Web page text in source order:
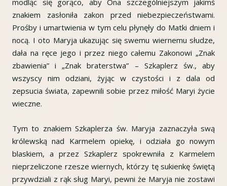
modląc się gorąco, aby Ona szczególniejszym jakimś
znakiem zasłoniła zakon przed niebezpieczeństwami.
Prośby i umartwienia w tym celu płynęły do Matki dniem i
nocą. I oto Maryja ukazując się swemu wiernemu słudze,
dała na ręce jego i przez niego całemu Zakonowi „Znak
zbawienia” i „Znak braterstwa” – Szkaplerz św., aby
wszyscy nim odziani, żyjąc w czystości i z dala od
zepsucia świata, zapewnili sobie przez miłość Maryi życie
wieczne.
Tym to znakiem Szkaplerza św. Maryja zaznaczyła swą
królewską nad Karmelem opiekę, i odziała go nowym
blaskiem, a przez Szkaplerz spokrewniła z Karmelem
nieprzeliczone rzesze wiernych, którzy tę sukienkę świętą
przywdziali z rąk sług Maryi, pewni że Maryja nie zostawi